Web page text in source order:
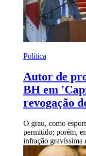
Política
Autor de
BH em
revogação
O grau, como
permitido; porém,
infração gravíssima